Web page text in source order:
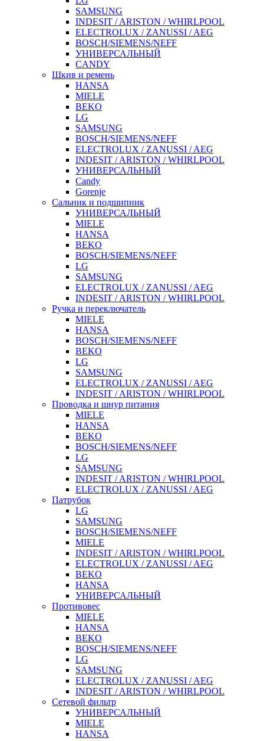
SAMSUNG
INDESIT / ARISTON / WHIRLPOOL
ELECTROLUX / ZANUSSI / AEG
BOSCH/SIEMENS/NEFF
УНИВЕРСАЛЬНЫЙ
CANDY
Шкив и ремень
HANSA
MIELE
BEKO
LG
SAMSUNG
BOSCH/SIEMENS/NEFF
ELECTROLUX / ZANUSSI / AEG
INDESIT / ARISTON / WHIRLPOOL
УНИВЕРСАЛЬНЫЙ
Candy
Gorenje
Сальник и подшипник
УНИВЕРСАЛЬНЫЙ
MIELE
HANSA
BEKO
BOSCH/SIEMENS/NEFF
LG
SAMSUNG
ELECTROLUX / ZANUSSI / AEG
INDESIT / ARISTON / WHIRLPOOL
Ручка и переключатель
MIELE
HANSA
BOSCH/SIEMENS/NEFF
BEKO
LG
SAMSUNG
ELECTROLUX / ZANUSSI / AEG
INDESIT / ARISTON / WHIRLPOOL
Проводка и шнур питания
MIELE
HANSA
BEKO
BOSCH/SIEMENS/NEFF
LG
SAMSUNG
INDESIT / ARISTON / WHIRLPOOL
ELECTROLUX / ZANUSSI / AEG
Патрубок
LG
SAMSUNG
BOSCH/SIEMENS/NEFF
MIELE
INDESIT / ARISTON / WHIRLPOOL
ELECTROLUX / ZANUSSI / AEG
BEKO
HANSA
УНИВЕРСАЛЬНЫЙ
Противовес
MIELE
HANSA
BEKO
BOSCH/SIEMENS/NEFF
LG
SAMSUNG
ELECTROLUX / ZANUSSI / AEG
INDESIT / ARISTON / WHIRLPOOL
Сетевой фильтр
УНИВЕРСАЛЬНЫЙ
MIELE
HANSA